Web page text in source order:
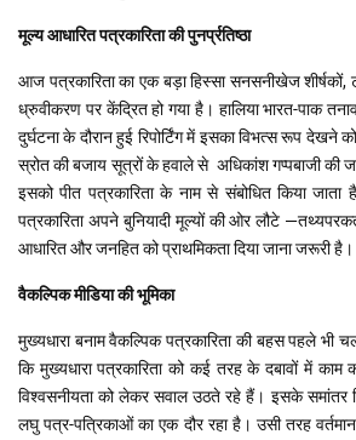
मूल्य आधारित पत्रकारिता की पुनर्प्रतिष्ठा
आज पत्रकारिता का एक बड़ा हिस्सा सनसनीखेज शीर्षकों,
ध्रुवीकरण पर केंद्रित हो गया है। हालिया भारत-पाक
दुर्घटना के दौरान हुई रिपोर्टिंग में इसका विभत्स रूप देखने
स्रोत की बजाय सूत्रों के हवाले से अधिकांश गप्पबाजी की
इसको पीत पत्रकारिता के नाम से संबोधित किया
पत्रकारिता अपने बुनियादी मूल्यों की ओर लौटे
आधारित और जनहित को प्राथमिकता दिया जाना जरूरी है।
वैकल्पिक मीडिया की भूमिका
मुख्यधारा बनाम वैकल्पिक पत्रकारिता की बहस पहले भी
कि मुख्यधारा पत्रकारिता को कई तरह के दबावों में
विश्वसनीयता को लेकर सवाल उठते रहे हैं। इसके समांतर
लघु पत्र-पत्रिकाओं का एक दौर रहा है। उसी तरह